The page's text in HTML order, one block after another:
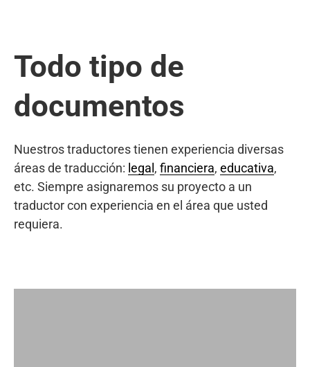
Todo tipo de
documentos
Nuestros traductores tienen experiencia diversas
áreas de traducción: legal , financiera, educativa,
etc. Siempre asignaremos su proyecto a un
traductor con experiencia en el área que usted
requiera.